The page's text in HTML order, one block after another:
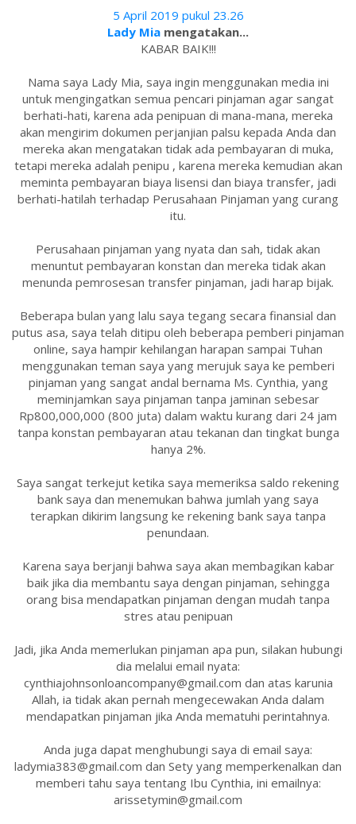
5 April 2019 pukul 23.26
Lady Mia mengatakan...
KABAR BAIK!!!
Nama saya Lady Mia, saya ingin menggunakan media ini
untuk mengingatkan semua pencari pinjaman agar sangat
berhati-hati, karena ada penipuan di mana-mana, mereka
akan mengirim dokumen perjanjian palsu kepada Anda dan
mereka akan mengatakan tidak ada pembayaran di muka,
tetapi mereka adalah penipu , karena mereka kemudian akan
meminta pembayaran biaya lisensi dan biaya transfer, jadi
berhati-hatilah terhadap Perusahaan Pinjaman yang curang
itu.
Perusahaan pinjaman yang nyata dan sah, tidak akan
menuntut pembayaran konstan dan mereka tidak akan
menunda pemrosesan transfer pinjaman, jadi harap bijak.
Beberapa bulan yang lalu saya tegang secara finansial dan
putus asa, saya telah ditipu oleh beberapa pemberi pinjaman
online, saya hampir kehilangan harapan sampai Tuhan
menggunakan teman saya yang merujuk saya ke pemberi
pinjaman yang sangat andal bernama Ms. Cynthia, yang
meminjamkan saya pinjaman tanpa jaminan sebesar
Rp800,000,000 (800 juta) dalam waktu kurang dari 24 jam
tanpa konstan pembayaran atau tekanan dan tingkat bunga
hanya 2%.
Saya sangat terkejut ketika saya memeriksa saldo rekening
bank saya dan menemukan bahwa jumlah yang saya
terapkan dikirim langsung ke rekening bank saya tanpa
penundaan.
Karena saya berjanji bahwa saya akan membagikan kabar
baik jika dia membantu saya dengan pinjaman, sehingga
orang bisa mendapatkan pinjaman dengan mudah tanpa
stres atau penipuan
Jadi, jika Anda memerlukan pinjaman apa pun, silakan hubungi
dia melalui email nyata:
cynthiajohnsonloancompany@gmail.com dan atas karunia
Allah, ia tidak akan pernah mengecewakan Anda dalam
mendapatkan pinjaman jika Anda mematuhi perintahnya.
Anda juga dapat menghubungi saya di email saya:
ladymia383@gmail.com dan Sety yang memperkenalkan dan
memberi tahu saya tentang Ibu Cynthia, ini emailnya:
arissetymin@gmail.com